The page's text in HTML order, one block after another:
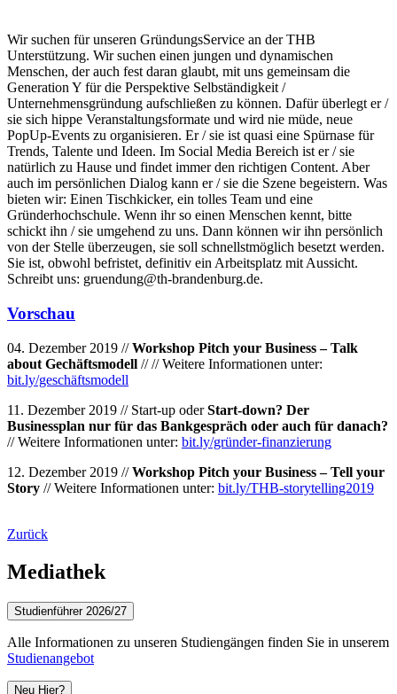
Wir suchen für unseren GründungsService an der THB
Unterstützung. Wir suchen einen jungen und dynamischen
Menschen, der auch fest daran glaubt, mit uns gemeinsam die
Generation Y für die Perspektive Selbständigkeit /
Unternehmensgründung aufschließen zu können. Dafür überlegt er /
sie sich hippe Veranstaltungsformate und wird nie müde, neue
PopUp-Events zu organisieren. Er / sie ist quasi eine Spürnase für
Trends, Talente und Ideen. Im Social Media Bereich ist er / sie
natürlich zu Hause und findet immer den richtigen Content. Aber
auch im persönlichen Dialog kann er / sie die Szene begeistern. Was
bieten wir: Einen Tischkicker, ein tolles Team und eine
Gründerhochschule. Wenn ihr so einen Menschen kennt, bitte
schickt ihn / sie umgehend zu uns. Dann können wir ihn persönlich
von der Stelle überzeugen, sie soll schnellstmöglich besetzt werden.
Sie ist, obwohl befristet, definitiv ein Arbeitsplatz mit Aussicht.
Schreibt uns: gruendung@th-brandenburg.de.
Vorschau
04. Dezember 2019 //Workshop Pitch your Business – Talk
about Gechäftsmodell // // Weitere Informationen unter:
bit.ly/geschäftsmodell
11. Dezember 2019 // Start-up oderStart-down? Der
Businessplan nur für das Bankgespräch oder auch für danach?
// Weitere Informationen unter: bit.ly/gründer-finanzierung
12. Dezember 2019 //Workshop Pitch your Business – Tell your
Story // Weitere Informationen unter: bit.ly/THB-storytelling2019
Zurück
Mediathek
Studienführer 2026/27
Alle Informationen zu unseren Studiengängen finden Sie in unserem
Studienangebot
Neu Hier?